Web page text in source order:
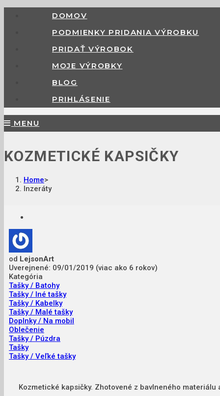
DOMOV
PODMIENKY PRIDANIA VÝROBKU
PRIDAŤ VÝROBOK
MOJE VÝROBKY
BLOG
PRIHLÁSENIE
MENU
KOZMETICKÉ KAPSIČKY
Home>
Inzeráty
od LejsonArt
Uverejnené: 09/01/2019 (viac ako 6 rokov)
Kategória
Tašky / Batohy
Tašky / Iné tašky
Tašky / Kabelky
Tašky / Malé tašky
Doplnky / Na mobil
Oblečenie
Tašky / Púzdra
Tašky
Tašky / Veľké tašky
Kozmetické kapsičky. Zhotovené z bavlneného